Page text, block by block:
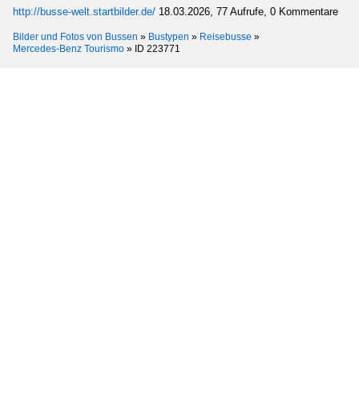
http://busse-welt.startbilder.de/ 18.03.2026, 77 Aufrufe, 0 Kommentare
Bilder und Fotos von Bussen » Bustypen » Reisebusse »
Mercedes-Benz Tourismo » ID 223771